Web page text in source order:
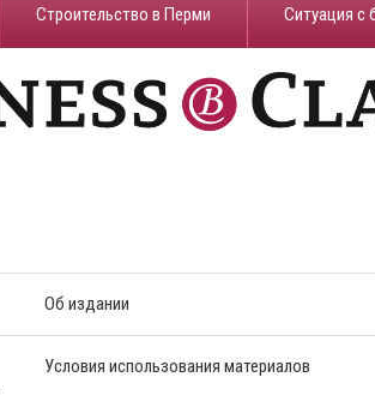
Строительство в Перми ​Ситуация с
Об издании
Условия использования материалов